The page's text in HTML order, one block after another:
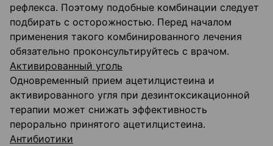
рефлекса. Поэтому подобные комбинации следует
подбирать с осторожностью. Перед началом
применения такого комбинированного лечения
обязательно проконсультируйтесь с врачом.
Активированный уголь
Одновременный прием ацетилцистеина и
активированного угля при дезинтоксикационной
терапии может снижать эффективность
перорально принятого ацетилцистеина.
Антибиотики